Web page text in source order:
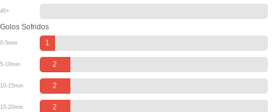
40+
Golos Sofridos
0-5min 1
5-10min 2
10-15min 2
15-20min 2